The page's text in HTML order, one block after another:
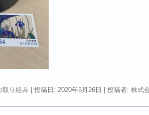
取り組み | 投稿日: 2020年5月26日 投稿者: 株式